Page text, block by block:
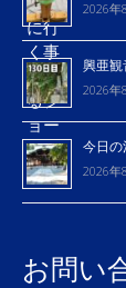
2026年
興亜
2026年
今日の
2026年
お問い